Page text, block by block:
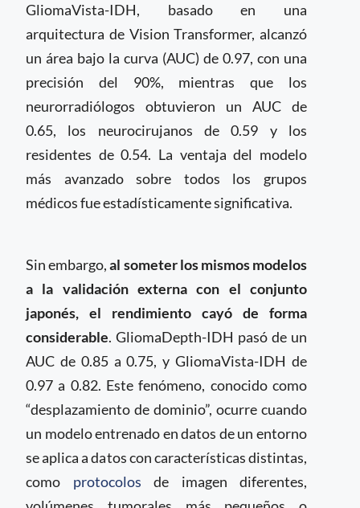
GliomaVista-IDH, basado en una
arquitectura de Vision Transformer, alcanzó
un área bajo la curva (AUC) de 0.97, con una
precisión del 90%, mientras que los
neurorradiólogos obtuvieron un AUC de
0.65, los neurocirujanos de 0.59 y los
residentes de 0.54. La ventaja del modelo
más avanzado sobre todos los grupos
médicos fue estadísticamente significativa.
Sin embargo,al someter los mismos modelos
a la validación externa con el conjunto
japonés, el rendimiento cayó de forma
considerable. GliomaDepth-IDH pasó de un
AUC de 0.85 a 0.75, y GliomaVista-IDH de
0.97 a 0.82. Este fenómeno, conocido como
“desplazamiento de dominio”, ocurre cuando
un modelo entrenado en datos de un entorno
se aplica a datos con características distintas,
como protocolos de imagen diferentes,